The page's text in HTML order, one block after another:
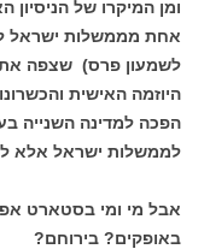
ומן המיקרו של
אחת מממשלות ישראל
לשמעון פרס) שצפה את
היוזמה האישית
הפכה למדינה השנייה
לממשלות ישראל אלא
אבל מי ומי בסטארט
באופקים? בירוחם?